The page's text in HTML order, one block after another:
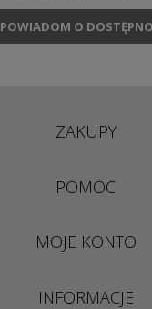
POWIADOM O
ZAKUPY
POMOC
MOJE KONTO
INFORMACJE